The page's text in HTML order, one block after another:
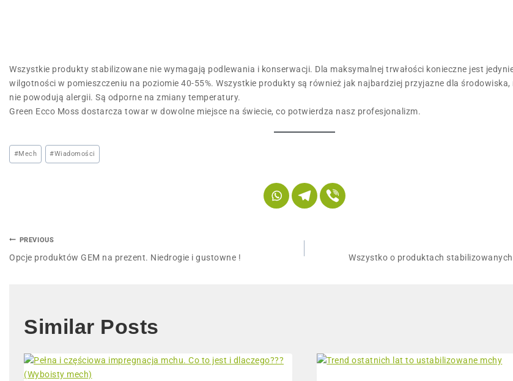
Wszystkie produkty stabilizowane nie wymagają podlewania i konserwacji. Dla maksymalnej trwałości konieczne jest
wilgotności w pomieszczeniu na poziomie 40-55%. Wszystkie produkty są również jak najbardziej przyjazne dla
nie powodują alergii. Są odporne na zmiany temperatury.
Green Ecco Moss dostarcza towar w dowolne miejsce na świecie, co potwierdza nasz profesjonalizm.
#Mech #Wiadomości
PREVIOUS
Opcje produktów GEM na prezent. Niedrogie i gustowne ! Wszystko o produktach stabilizowanych
Similar Posts